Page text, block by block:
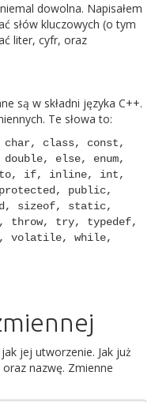
dowolna. Napisałem
słów kluczowych (o tym
liter, cyfr, oraz
są w składni języka C++.
Te słowa to:
char, class, const,
else, enum,
if, inline, int,
public,
sizeof, static,
throw, try, typedef,
volatile, while,
jej utworzenie. Jak już
nazwę. Zmienne